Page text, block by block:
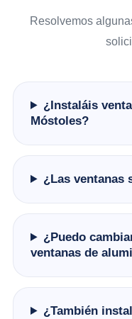
Resolvemos
¿Instaláis
Móstoles?
¿Las ventanas
¿Puedo
ventanas de
¿También